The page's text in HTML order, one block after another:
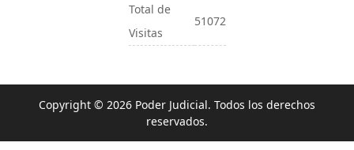
Total de
Visitas
51072
Copyright © 2026 Poder Judicial. Todos los derechos
reservados.